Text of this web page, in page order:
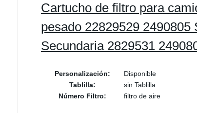
Cartucho de filtro para
pesado 22829529 2490805
Secundaria 2829531
Personalización:
Disponible
Tablilla:
sin Tablilla
Número Filtro:
filtro de aire